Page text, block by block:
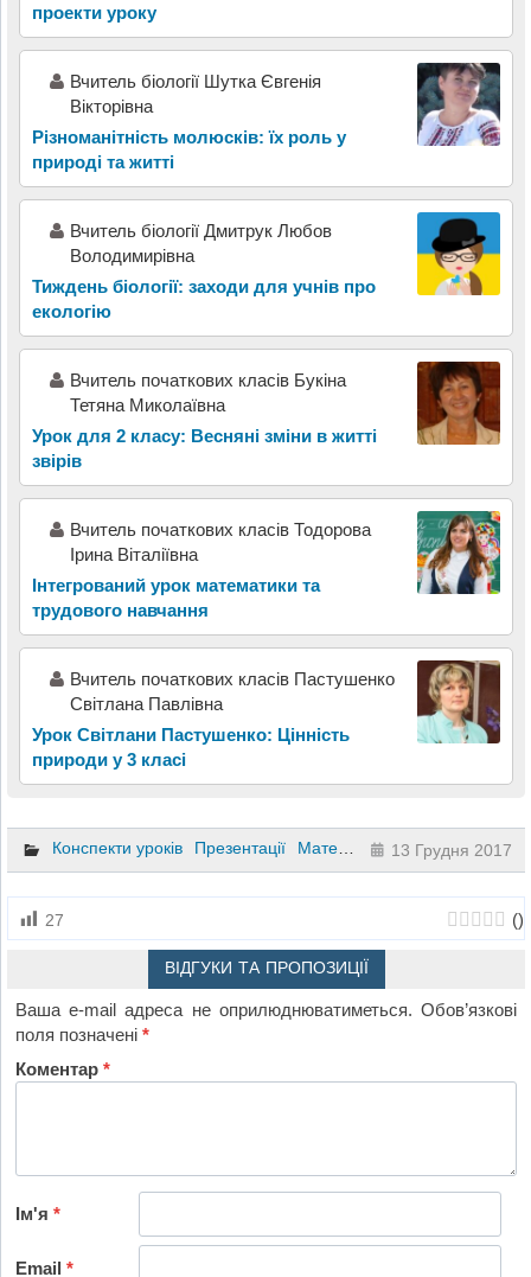
проекти уроку
Вчитель біології Шутка Євгенія
Вікторівна
Різноманітність молюсків: їх роль у
природі та житті
Вчитель біології Дмитрук Любов
Володимирівна
Тиждень біології: заходи для учнів про
екологію
Вчитель початкових класів Букіна
Тетяна Миколаївна
Урок для 2 класу: Весняні зміни в житті
звірів
Вчитель початкових класів Тодорова
Ірина Віталіївна
Інтегрований урок математики та
трудового навчання
Вчитель початкових класів Пастушенко
Світлана Павлівна
Урок Світлани Пастушенко: Цінність
природи у 3 класі
Конспекти уроків Презентації Математика 13 Грудня 2017
27 ()
ВІДГУКИ ТА ПРОПОЗИЦІЇ
Ваша e-mail адреса не оприлюднюватиметься. Обов’язкові
поля позначені*
Коментар*
Ім'я*
Email*